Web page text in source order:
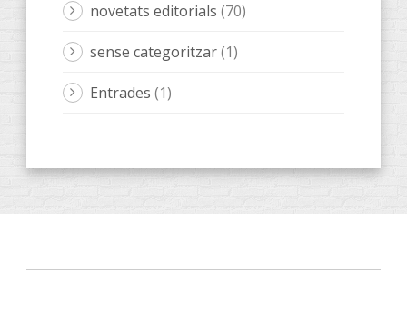
novetats editorials (70)
sense categoritzar(1)
Entrades (1)